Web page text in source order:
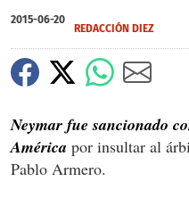
2015-06-20
REDACCIÓN DIEZ
Neymar fue sancionado
América por insultar al
Pablo Armero.